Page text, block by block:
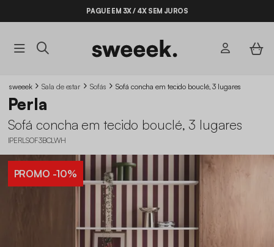
PAGUE EM 3X / 4X SEM JUROS
sweeek Sala de estar Sofás Sofá concha em tecido bouclé, 3 lugares
Perla
Sofá concha em tecido bouclé, 3 lugares
IPERLSOF3BCLWH
PROMO -10%